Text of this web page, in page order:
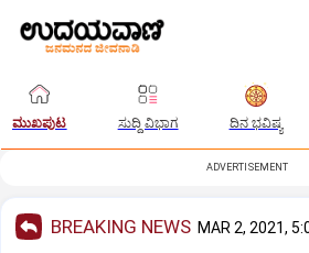
ಮುಖಪುಟ ಸುದ್ದಿ ವಿಭಾಗ ದಿನ ಭವಿಷ್ಯ
ADVERTISEMENT
BREAKING NEWS MAR 2, 2021,